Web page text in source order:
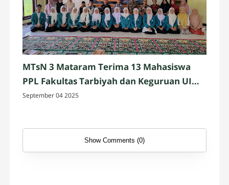
MTsN 3 Mataram Terima 13 Mahasiswa
PPL Fakultas Tarbiyah dan Keguruan UIN
Mataram
September 04 2025
Show Comments (0)